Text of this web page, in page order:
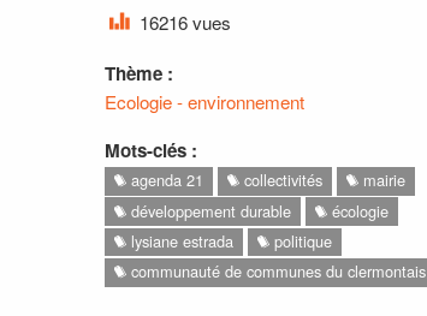
16216 vues
Thème :
Ecologie - environnement
Mots-clés :
agenda 21 collectivités
mairie
développement durable
écologie
lysiane estrada
politique
communauté de communes du clermontais